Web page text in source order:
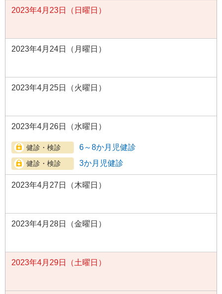
2023年4月23日（日曜日）
2023年4月24日（月曜日）
2023年4月25日（火曜日）
2023年4月26日（水曜日）
6～8か月児健診
3か月児健診
2023年4月27日（木曜日）
2023年4月28日（金曜日）
2023年4月29日（土曜日）